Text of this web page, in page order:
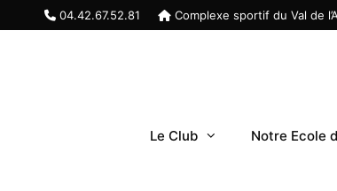
au
04.42.67.52.81 Complexe sportif du Val de
Le Club Notre Ecole